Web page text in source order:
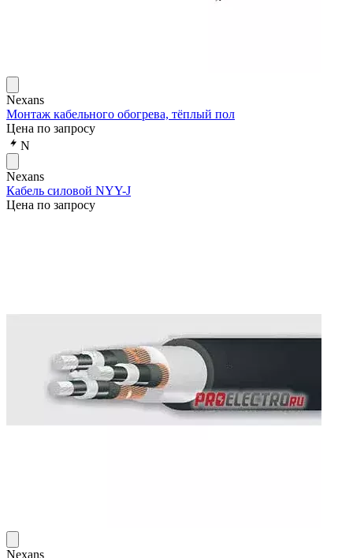
Nexans
Монтаж кабельного обогрева, тёплый пол
Цена по запросу
N
Nexans
Кабель силовой NYY-J
Цена по запросу
Nexans